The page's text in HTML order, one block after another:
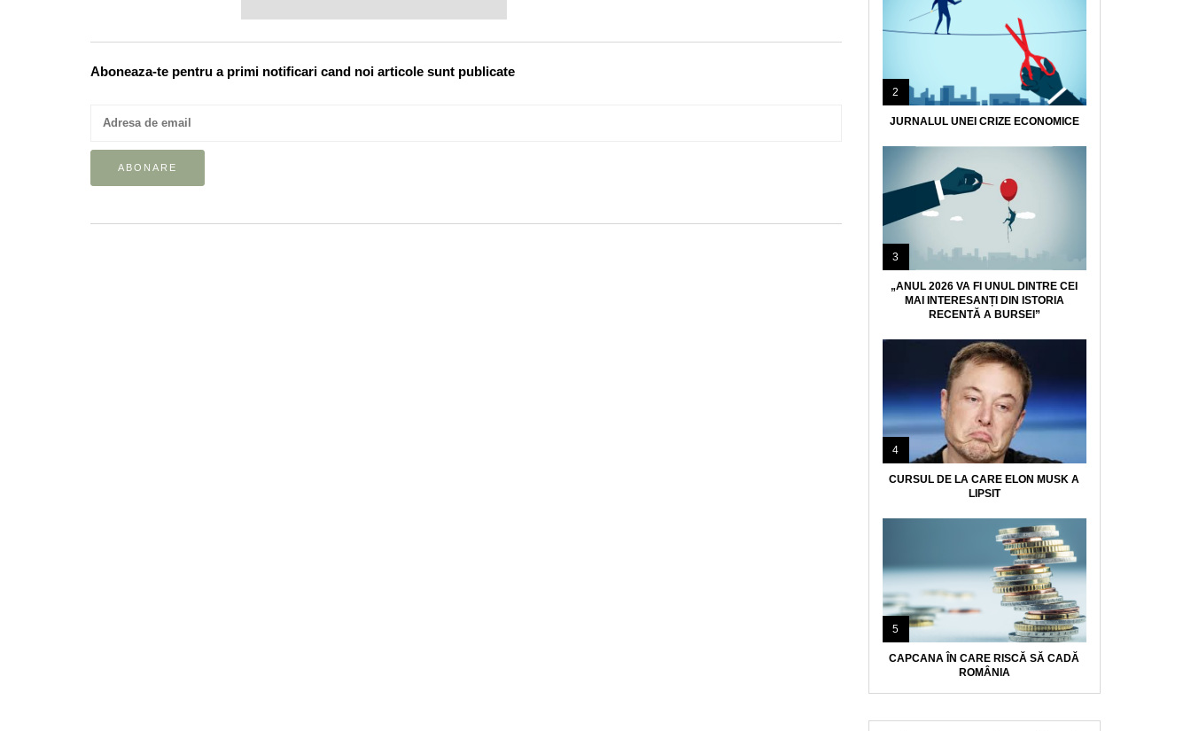
Aboneaza-te pentru a primi notificari cand noi articole sunt publicate
2
JURNALUL UNEI CRIZE ECONOMICE
3
„ANUL 2026 VA FI UNUL DINTRE CEI
MAI INTERESANȚI DIN ISTORIA
RECENTĂ A BURSEI”
4
CURSUL DE LA CARE ELON MUSK A
LIPSIT
5
CAPCANA ÎN CARE RISCĂ SĂ CADĂ
ROMÂNIA